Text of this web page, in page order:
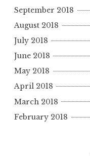
September 2018
August 2018
July 2018
June 2018
May 2018
April 2018
March 2018
February 2018